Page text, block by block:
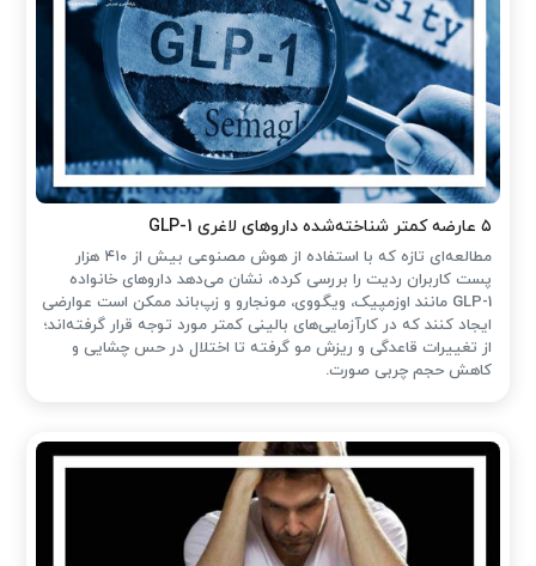
۵ عارضه کمتر شناخته‌شده داروهای لاغری GLP-1
مطالعه‌ای تازه که با استفاده از هوش مصنوعی بیش از ۴۱۰ هزار
پست کاربران ردیت را بررسی کرده، نشان می‌دهد داروهای خانواده
GLP-1 مانند اوزمپیک، ویگووی، مونجارو و زپ‌باند ممکن است عوارضی
ایجاد کنند که در کارآزمایی‌های بالینی کمتر مورد توجه قرار گرفته‌اند؛
از تغییرات قاعدگی و ریزش مو گرفته تا اختلال در حس چشایی و
کاهش حجم چربی صورت.